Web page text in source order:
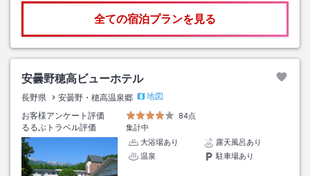
全ての宿泊プランを見る
安曇野穂高ビューホテル
長野県 安曇野・穂高温泉郷
地図
お客様アンケート評価
84点
るるぶトラベル評価
集計中
大浴場あり
露天風呂あり
温泉
駐車場あり